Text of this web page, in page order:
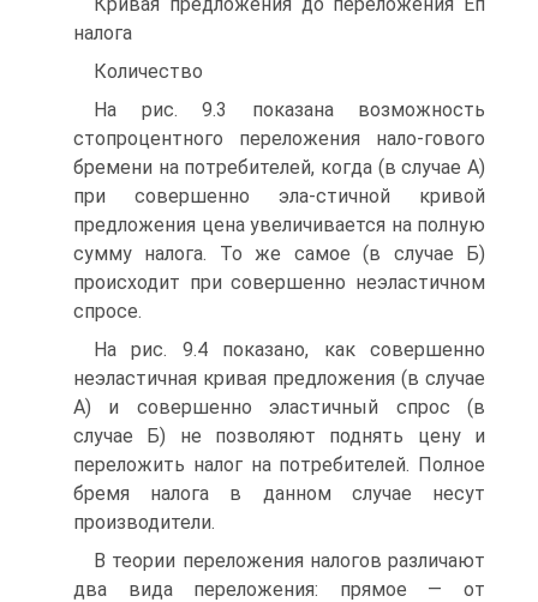
налога
Количество
На рис. 9.3 показана возможность
стопроцентного переложения нало-гового
бремени на потребителей, когда (в случае А)
при совершенно эла-стичной кривой
предложения цена увеличивается на полную
сумму налога. То же самое (в случае Б)
происходит при совершенно неэластичном
спросе.
На рис. 9.4 показано, как совершенно
неэластичная кривая предложения (в случае
А) и совершенно эластичный спрос (в
случае Б) не позволяют поднять цену и
переложить налог на потребителей. Полное
бремя налога в данном случае несут
производители.
В теории переложения налогов различают
два вида переложения: прямое — от